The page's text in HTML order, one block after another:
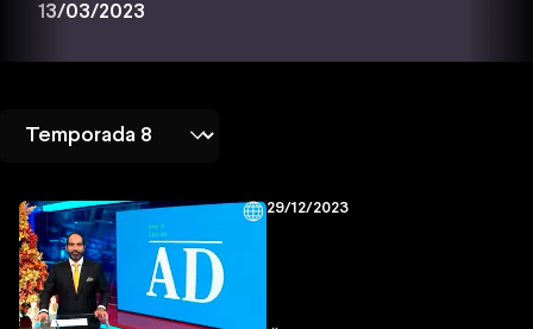
13/03/2023
29/12/2023